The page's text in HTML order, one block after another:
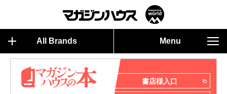
All Brands Menu
書店様入口